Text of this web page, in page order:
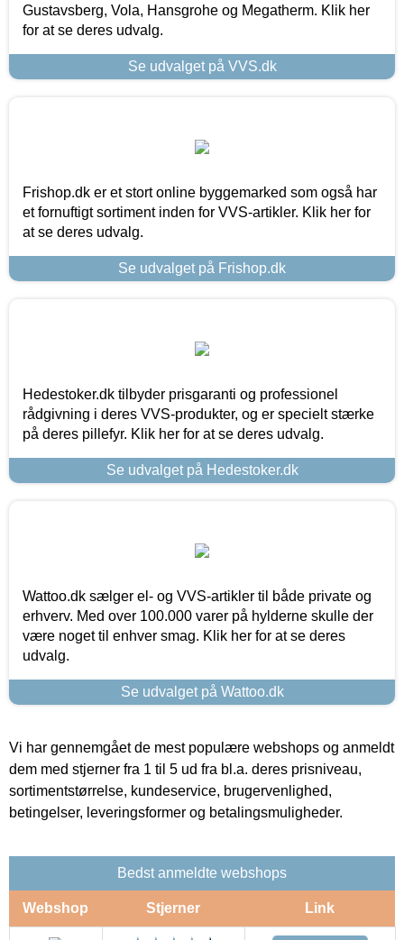
Gustavsberg, Vola, Hansgrohe og Megatherm. Klik her
for at se deres udvalg.
Se udvalget på VVS.dk
Frishop.dk er et stort online byggemarked som også har
et fornuftigt sortiment inden for VVS-artikler. Klik her for
at se deres udvalg.
Se udvalget på Frishop.dk
Hedestoker.dk tilbyder prisgaranti og professionel
rådgivning i deres VVS-produkter, og er specielt stærke
på deres pillefyr. Klik her for at se deres udvalg.
Se udvalget på Hedestoker.dk
Wattoo.dk sælger el- og VVS-artikler til både private og
erhverv. Med over 100.000 varer på hylderne skulle der
være noget til enhver smag. Klik her for at se deres
udvalg.
Se udvalget på Wattoo.dk
Vi har gennemgået de mest populære webshops og anmeldt
dem med stjerner fra 1 til 5 ud fra bl.a. deres prisniveau,
sortimentstørrelse, kundeservice, brugervenlighed,
betingelser, leveringsformer og betalingsmuligheder.
Bedst anmeldte webshops
Webshop Stjerner Link